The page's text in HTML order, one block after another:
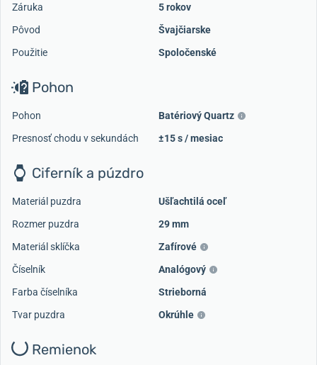
Záruka
5 rokov
Pôvod
Švajčiarske
Použitie
Spoločenské
Pohon
Pohon
Batériový Quartz
Presnosť chodu v sekundách
±15 s / mesiac
Ciferník a púzdro
Materiál puzdra
Ušľachtilá oceľ
Rozmer puzdra
29 mm
Materiál sklíčka
Zafírové
Číselník
Analógový
Farba číselníka
Strieborná
Tvar puzdra
Okrúhle
Remienok